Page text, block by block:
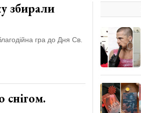
збирали
гра до Дня Св.
снігом.